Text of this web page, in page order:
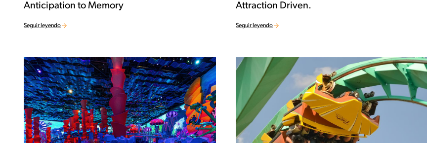
Anticipation to Memory
Seguir leyendo
Attraction Driven.
Seguir leyendo